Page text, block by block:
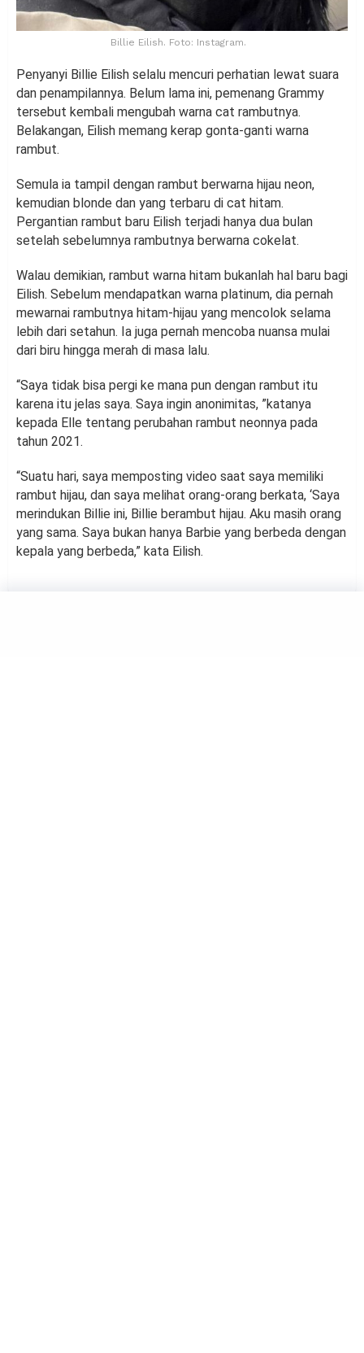
Billie Eilish. Foto: Instagram.
Penyanyi Billie Eilish selalu mencuri perhatian lewat suara
dan penampilannya. Belum lama ini, pemenang Grammy
tersebut kembali mengubah warna cat rambutnya.
Belakangan, Eilish memang kerap gonta-ganti warna
rambut.
Semula ia tampil dengan rambut berwarna hijau neon,
kemudian blonde dan yang terbaru di cat hitam.
Pergantian rambut baru Eilish terjadi hanya dua bulan
setelah sebelumnya rambutnya berwarna cokelat.
Walau demikian, rambut warna hitam bukanlah hal baru bagi
Eilish. Sebelum mendapatkan warna platinum, dia pernah
mewarnai rambutnya hitam-hijau yang mencolok selama
lebih dari setahun. Ia juga pernah mencoba nuansa mulai
dari biru hingga merah di masa lalu.
“Saya tidak bisa pergi ke mana pun dengan rambut itu
karena itu jelas saya. Saya ingin anonimitas, ”katanya
kepada Elle tentang perubahan rambut neonnya pada
tahun 2021.
“Suatu hari, saya memposting video saat saya memiliki
rambut hijau, dan saya melihat orang-orang berkata, ‘Saya
merindukan Billie ini, Billie berambut hijau. Aku masih orang
yang sama. Saya bukan hanya Barbie yang berbeda dengan
kepala yang berbeda,” kata Eilish.